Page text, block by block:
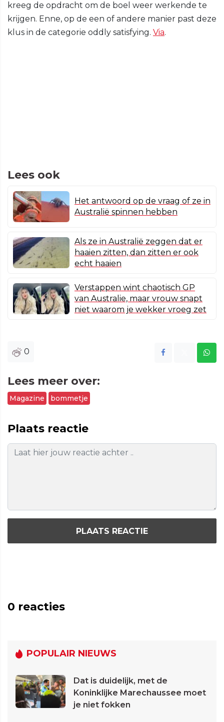
kreeg de opdracht om de boel weer werkende te
krijgen. Enne, op de een of andere manier past deze
klus in de categorie oddly satisfying. Via.
Lees ook
Het antwoord op de vraag of ze in
Australië spinnen hebben
Als ze in Australië zeggen dat er
haaien zitten, dan zitten er ook
echt haaien
Verstappen wint chaotisch GP
van Australie, maar vrouw snapt
niet waarom je wekker vroeg zet
0
Lees meer over:
Magazine bommetje
Plaats reactie
PLAATS REACTIE
0 reacties
POPULAIR NIEUWS
Dat is duidelijk, met de
Koninklijke Marechaussee moet
je niet fokken